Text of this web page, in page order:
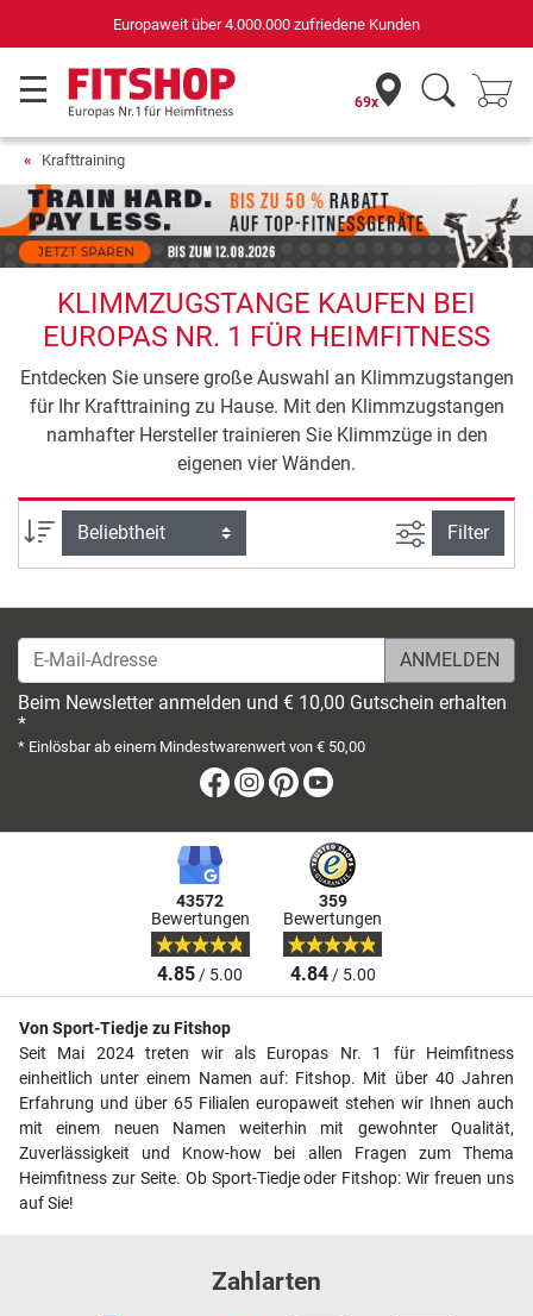
Europaweit über 4.000.000 zufriedene Kunden
69x
Krafttraining
KLIMMZUGSTANGE KAUFEN BEI
EUROPAS NR. 1 FÜR HEIMFITNESS
Entdecken Sie unsere große Auswahl an Klimmzugstangen
für Ihr Krafttraining zu Hause. Mit den Klimmzugstangen
namhafter Hersteller trainieren Sie Klimmzüge in den
eigenen vier Wänden.
Sortierung Ansicht
Filter
E-Mail-Adresse
Beim Newsletter anmelden und € 10,00 Gutschein erhalten
*
* Einlösbar ab einem Mindestwarenwert von € 50,00
Facebook
Instagram
Pinterest
43572
Bewertungen
4.85/ 5.00
359
Bewertungen
4.84/ 5.00
Von Sport-Tiedje zu Fitshop
Seit Mai 2024 treten wir als Europas Nr. 1 für Heimfitness
einheitlich unter einem Namen auf: Fitshop. Mit über 40 Jahren
Erfahrung und über 65 Filialen europaweit stehen wir Ihnen auch
mit einem neuen Namen weiterhin mit gewohnter Qualität,
Zuverlässigkeit und Know-how bei allen Fragen zum Thema
Heimfitness zur Seite. Ob Sport-Tiedje oder Fitshop: Wir freuen uns
auf Sie!
Zahlarten